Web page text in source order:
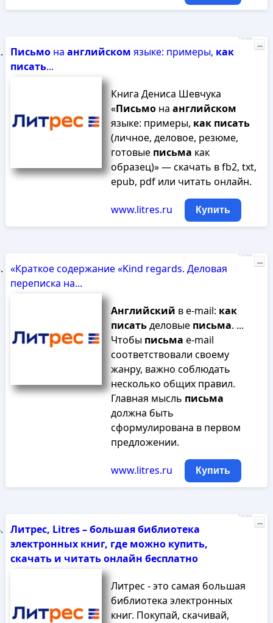
Письмона английском языке: примеры, как
писать...
Книга Дениса Шевчука
«Письмона английском
языке: примеры, как писать
(личное, деловое, резюме,
готовые письма как
образец)» — скачать в fb2, txt,
epub, pdf или читать онлайн.
www.litres.ru Купить
Реклама
...
«Краткое содержание «Kind regards. Деловая
переписка на...
Английский в e-mail: как
писатьделовые письма. ...
Чтобы письма e-mail
соответствовали своему
жанру, важно соблюдать
несколько общих правил.
Главная мысль письма
должна быть
сформулирована в первом
предложении.
www.litres.ru Купить
Реклама
...
Литрес, Litres – большая библиотека
электронных книг, где можно купить,
скачать и читать онлайн бесплатно
Литрес - это самая большая
библиотека электронных
книг. Покупай, скачивай,
Реклама
...